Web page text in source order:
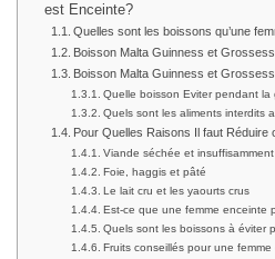
est Enceinte?
Quelles sont les boissons qu’une
Boisson Malta Guinness et
Boisson Malta Guinness et
Quelle boisson Eviter pendant la
Quels sont les aliments interdits
Pour Quelles Raisons Il faut Réduire
Viande séchée et insuffisamment
Foie, haggis et pâté
Le lait cru et les yaourts crus
Est-ce que une femme enceinte
Quels sont les boissons à éviter
Fruits conseillés pour une femme